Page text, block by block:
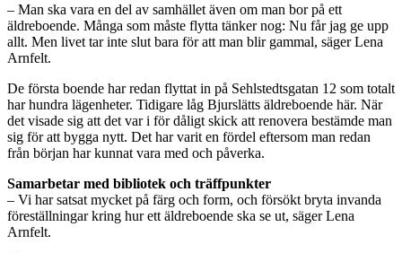
– Man ska vara en del av samhället även om man bor på ett
äldreboende. Många som måste flytta tänker nog: Nu får jag ge upp
allt. Men livet tar inte slut bara för att man blir gammal, säger Lena
Arnfelt.
De första boende har redan flyttat in på Sehlstedtsgatan 12 som totalt
har hundra lägenheter. Tidigare låg Bjurslätts äldreboende här. När
det visade sig att det var i för dåligt skick att renovera bestämde man
sig för att bygga nytt. Det har varit en fördel eftersom man redan
från början har kunnat vara med och påverka.
Samarbetar med bibliotek och träffpunkter
– Vi har satsat mycket på färg och form, och försökt bryta invanda
föreställningar kring hur ett äldreboende ska se ut, säger Lena
Arnfelt.